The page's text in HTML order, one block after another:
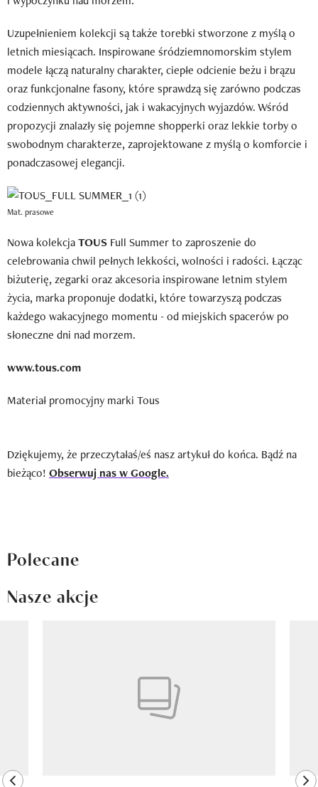
Uzupełnieniem kolekcji są także torebki stworzone z myślą o
letnich miesiącach. Inspirowane śródziemnomorskim stylem
modele łączą naturalny charakter, ciepłe odcienie beżu i brązu
oraz funkcjonalne fasony, które sprawdzą się zarówno podczas
codziennych aktywności, jak i wakacyjnych wyjazdów. Wśród
propozycji znalazły się pojemne shopperki oraz lekkie torby o
swobodnym charakterze, zaprojektowane z myślą o komforcie i
ponadczasowej elegancji.
Mat. prasowe
Nowa kolekcjaTOUS Full Summer to zaproszenie do
celebrowania chwil pełnych lekkości, wolności i radości. Łącząc
biżuterię, zegarki oraz akcesoria inspirowane letnim stylem
życia, marka proponuje dodatki, które towarzyszą podczas
każdego wakacyjnego momentu - od miejskich spacerów po
słoneczne dni nad morzem.
www.tous.com
Materiał promocyjny marki Tous
Dziękujemy, że przeczytałaś/eś nasz artykuł do końca. Bądź na
bieżąco! Obserwuj nas w Google.
Polecane
Nasze akcje
previous element